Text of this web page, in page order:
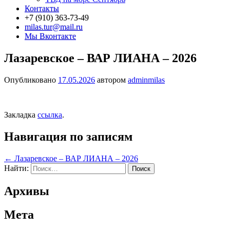
Контакты
+7 (910) 363-73-49
milas.tur@mail.ru
Мы Вконтакте
Лазаревское – ВАР ЛИАНА – 2026
Опубликовано 17.05.2026 автором adminmilas
Закладка ссылка.
Навигация по записям
← Лазаревское – ВАР ЛИАНА – 2026
Найти:
Архивы
Мета